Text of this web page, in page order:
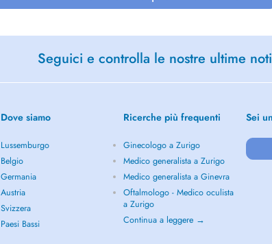
Seguici e controlla le nostre ultime
Dove siamo
Lussemburgo
Belgio
Germania
Austria
Svizzera
Paesi Bassi
Ricerche più frequenti
Ginecologo a Zurigo
Medico generalista a Zurigo
Medico generalista a Ginevra
Oftalmologo - Medico oculista
a Zurigo
Continua a leggere →
Sei